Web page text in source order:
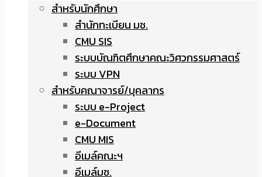
สำหรับนักศึกษา
สำนักทะเบียน มช.
CMU SIS
ระบบบัณฑิตศึกษาคณะวิศวกรรมศาสตร์
ระบบ VPN
สำหรับคณาจารย์/บุคลากร
ระบบ e-Project
e-Document
CMU MIS
อีเมล์คณะฯ
อีเมล์มช.